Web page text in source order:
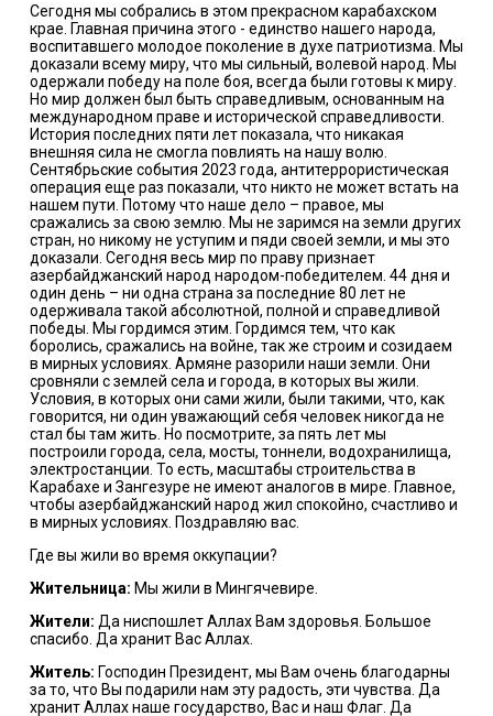
Сегодня мы собрались в этом прекрасном карабахском
крае. Главная причина этого - единство нашего народа,
воспитавшего молодое поколение в духе патриотизма. Мы
доказали всему миру, что мы сильный, волевой народ. Мы
одержали победу на поле боя, всегда были готовы к миру.
Но мир должен был быть справедливым, основанным на
международном праве и исторической справедливости.
История последних пяти лет показала, что никакая
внешняя сила не смогла повлиять на нашу волю.
Сентябрьские события 2023 года, антитеррористическая
операция еще раз показали, что никто не может встать на
нашем пути. Потому что наше дело – правое, мы
сражались за свою землю. Мы не заримся на земли других
стран, но никому не уступим и пяди своей земли, и мы это
доказали. Сегодня весь мир по праву признает
азербайджанский народ народом-победителем. 44 дня и
один день – ни одна страна за последние 80 лет не
одерживала такой абсолютной, полной и справедливой
победы. Мы гордимся этим. Гордимся тем, что как
боролись, сражались на войне, так же строим и созидаем
в мирных условиях. Армяне разорили наши земли. Они
сровняли с землей села и города, в которых вы жили.
Условия, в которых они сами жили, были такими, что, как
говорится, ни один уважающий себя человек никогда не
стал бы там жить. Но посмотрите, за пять лет мы
построили города, села, мосты, тоннели, водохранилища,
электростанции. То есть, масштабы строительства в
Карабахе и Зангезуре не имеют аналогов в мире. Главное,
чтобы азербайджанский народ жил спокойно, счастливо и
в мирных условиях. Поздравляю вас.
Где вы жили во время оккупации?
Жительница: Мы жили в Мингячевире.
Жители: Да ниспошлет Аллах Вам здоровья. Большое
спасибо. Да хранит Вас Аллах.
Житель: Господин Президент, мы Вам очень благодарны
за то, что Вы подарили нам эту радость, эти чувства. Да
хранит Аллах наше государство, Вас и наш Флаг. Да